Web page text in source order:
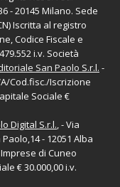
- 20145 Milano. Sede
Iscritta al registro
Codice Fiscale e
i.v. Società
San Paolo S.r.l. -
Cod.fisc./Iscrizione
Sociale €
Digital S.r.l., - Via
- 12051 Alba
di Cuneo
€ 30.000,00 i.v.